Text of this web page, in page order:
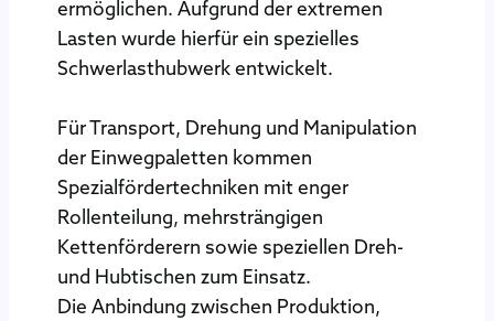
ermöglichen. Aufgrund der extremen
Lasten wurde hierfür ein spezielles
Schwerlasthubwerk entwickelt.
Für Transport, Drehung und Manipulation
der Einwegpaletten kommen
Spezialfördertechniken mit enger
Rollenteilung, mehrsträngigen
Kettenförderern sowie speziellen Dreh-
und Hubtischen zum Einsatz.
Die Anbindung zwischen Produktion,